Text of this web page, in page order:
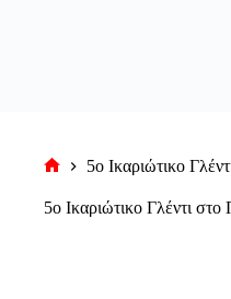
σελίδα
5ο Ικαριώτικο
5ο Ικαριώτικο Γλέντι